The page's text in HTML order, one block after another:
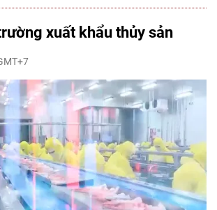
xuất khẩu thủy sản